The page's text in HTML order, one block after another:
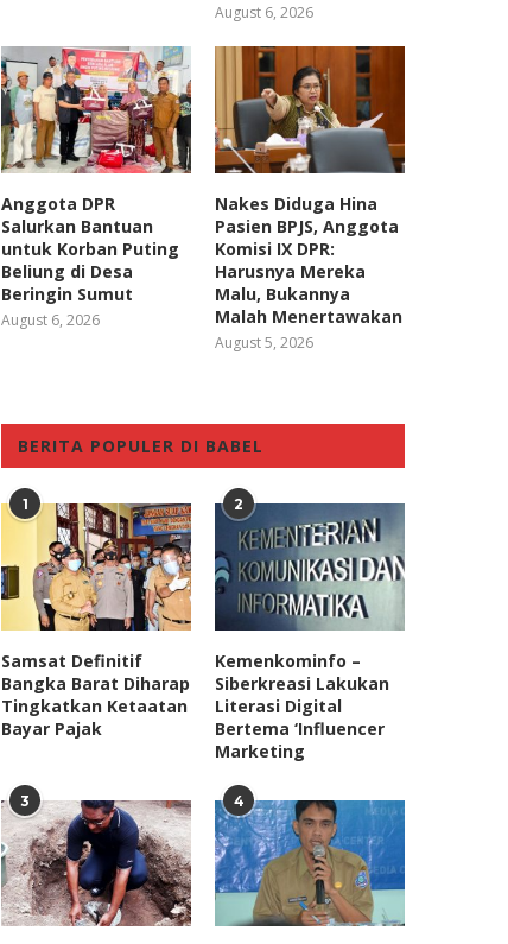
August 6, 2026
Anggota DPR
Salurkan Bantuan
untuk Korban Puting
Beliung di Desa
Beringin Sumut
August 6, 2026
Nakes Diduga Hina
Pasien BPJS, Anggota
Komisi IX DPR:
Harusnya Mereka
Malu, Bukannya
Malah Menertawakan
August 5, 2026
BERITA POPULER DI BABEL
1
Samsat Definitif
Bangka Barat Diharap
Tingkatkan Ketaatan
Bayar Pajak
2
Kemenkominfo –
Siberkreasi Lakukan
Literasi Digital
Bertema ‘Influencer
Marketing
3 4